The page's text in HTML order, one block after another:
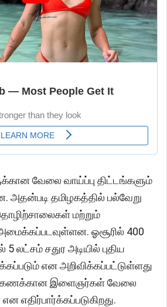
வேலை வாய்ப்பு திட்டங்களும்
அதன்படி தமிழகத்தில் பல்வேறு
மற்றும்
ஓசூரில் 400
லட்சம் சதுர அடியில் புதிய
என அறிவிக்கப்பட்டுள்ளது
இளைஞர்கள் வேலை
எதிர்பார்க்கப்படுகிறது.